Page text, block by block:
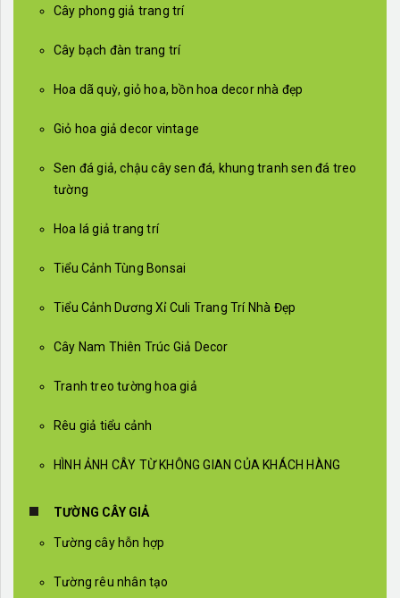
Cây phong giả trang trí
Cây bạch đàn trang trí
Hoa dã quỳ, giỏ hoa, bồn hoa decor nhà đẹp
Giỏ hoa giả decor vintage
Sen đá giả, chậu cây sen đá, khung tranh sen đá treo
tường
Hoa lá giả trang trí
Tiểu Cảnh Tùng Bonsai
Tiểu Cảnh Dương Xỉ Culi Trang Trí Nhà Đẹp
Cây Nam Thiên Trúc Giả Decor
Tranh treo tường hoa giả
Rêu giả tiểu cảnh
HÌNH ẢNH CÂY TỪ KHÔNG GIAN CỦA KHÁCH HÀNG
TƯỜNG CÂY GIẢ
Tường cây hỗn hợp
Tường rêu nhân tạo